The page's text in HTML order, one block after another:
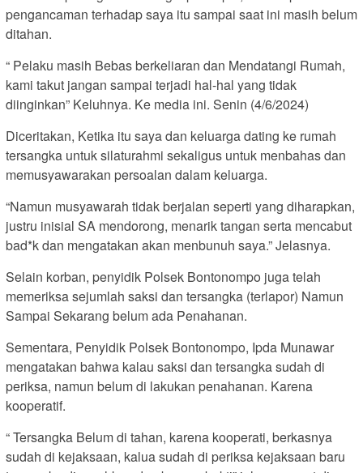
pengancaman terhadap saya itu sampai saat ini masih belum
ditahan.
“ Pelaku masih Bebas berkeliaran dan Mendatangi Rumah,
kami takut jangan sampai terjadi hal-hal yang tidak
diinginkan” Keluhnya. Ke media ini. Senin (4/6/2024)
Diceritakan, Ketika itu saya dan keluarga dating ke rumah
tersangka untuk silaturahmi sekaligus untuk menbahas dan
memusyawarakan persoalan dalam keluarga.
“Namun musyawarah tidak berjalan seperti yang diharapkan,
justru inisial SA mendorong, menarik tangan serta mencabut
bad*k dan mengatakan akan menbunuh saya.” Jelasnya.
Selain korban, penyidik Polsek Bontonompo juga telah
memeriksa sejumlah saksi dan tersangka (terlapor) Namun
Sampai Sekarang belum ada Penahanan.
Sementara, Penyidik Polsek Bontonompo, Ipda Munawar
mengatakan bahwa kalau saksi dan tersangka sudah di
periksa, namun belum di lakukan penahanan. Karena
kooperatif.
“ Tersangka Belum di tahan, karena kooperati, berkasnya
sudah di kejaksaan, kalua sudah di periksa kejaksaan baru